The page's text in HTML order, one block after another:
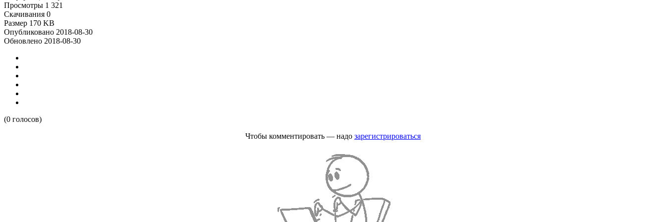
Просмотры 1 321
Скачивания 0
Размер 170 KB
Опубликовано 2018-08-30
Обновлено 2018-08-30
(0 голосов)
Чтобы комментировать — надо зарегистрироваться